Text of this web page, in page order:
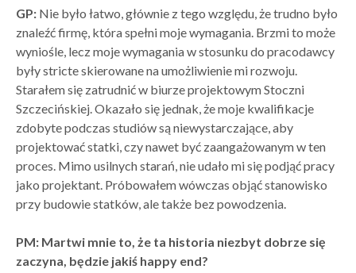
GP: Nie było łatwo, głównie z tego względu, że trudno było
znaleźć firmę, która spełni moje wymagania. Brzmi to może
wyniośle, lecz moje wymagania w stosunku do pracodawcy
były stricte skierowane na umożliwienie mi rozwoju.
Starałem się zatrudnić w biurze projektowym Stoczni
Szczecińskiej. Okazało się jednak, że moje kwalifikacje
zdobyte podczas studiów są niewystarczające, aby
projektować statki, czy nawet być zaangażowanym w ten
proces. Mimo usilnych starań, nie udało mi się podjąć pracy
jako projektant. Próbowałem wówczas objąć stanowisko
przy budowie statków, ale także bez powodzenia.
PM: Martwi mnie to, że ta historia niezbyt dobrze się
zaczyna, będzie jakiś happy end?